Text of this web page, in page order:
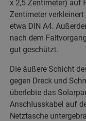
x 2,5 Zentimeter) auf
Zentimeter
etwa DIN A4.
nach dem
gut geschützt.
Die äußere Schicht
gegen Dreck und
überlebte das
Anschlusskabel auf
Netztasche